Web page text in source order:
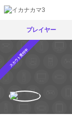
プレイヤー
スカウト受付中